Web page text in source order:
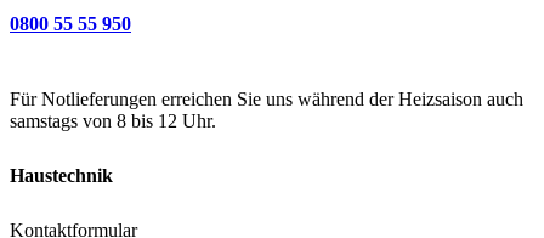
0800 55 55 950
Für Notlieferungen erreichen Sie uns während der Heizsaison auch
samstags von 8 bis 12 Uhr.
Haustechnik
Kontaktformular